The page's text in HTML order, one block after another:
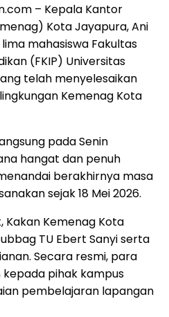
– Kepala Kantor
Kota Jayapura, Ani
mahasiswa Fakultas
(FKIP) Universitas
telah menyelesaikan
Kemenag Kota
pada Senin
hangat dan penuh
berakhirnya masa
sejak 18 Mei 2026.
Kemenag Kota
TU Ebert Sanyi serta
Secara resmi, para
pihak kampus
pembelajaran lapangan